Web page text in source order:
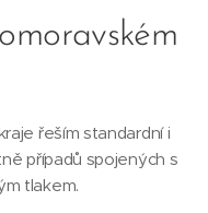
řeším standardní i
případů spojených s
tlakem.